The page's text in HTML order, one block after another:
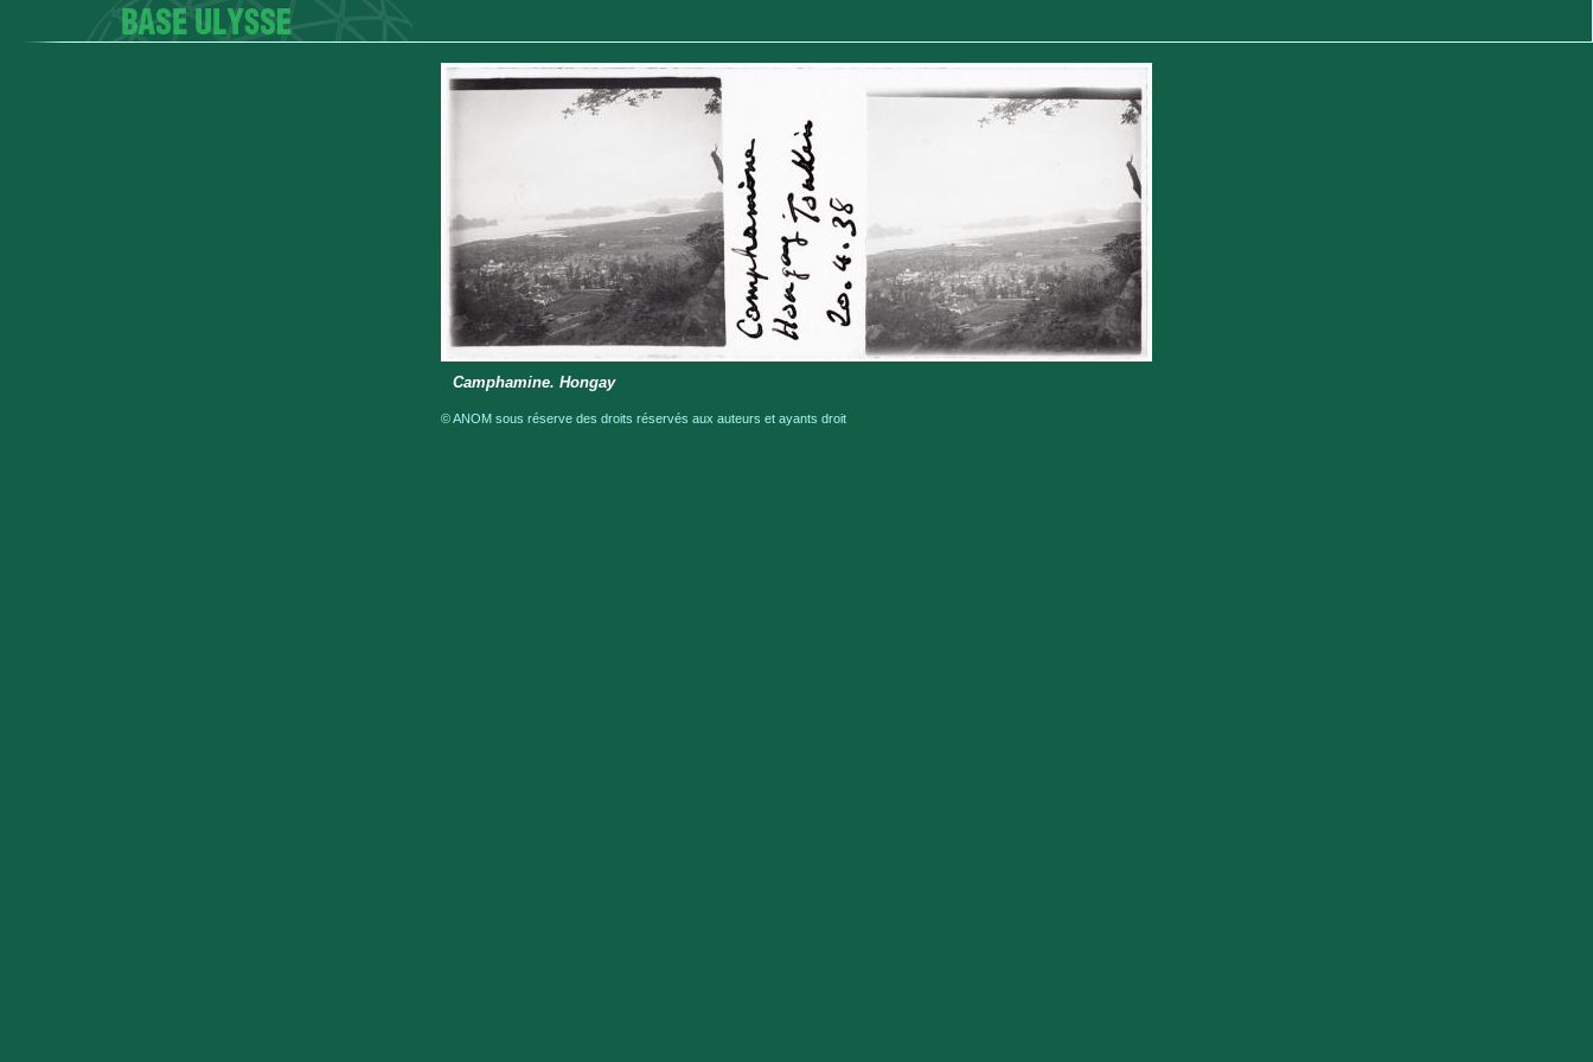
Camphamine. Hongay
© ANOM sous réserve des droits réservés aux auteurs et ayants droit